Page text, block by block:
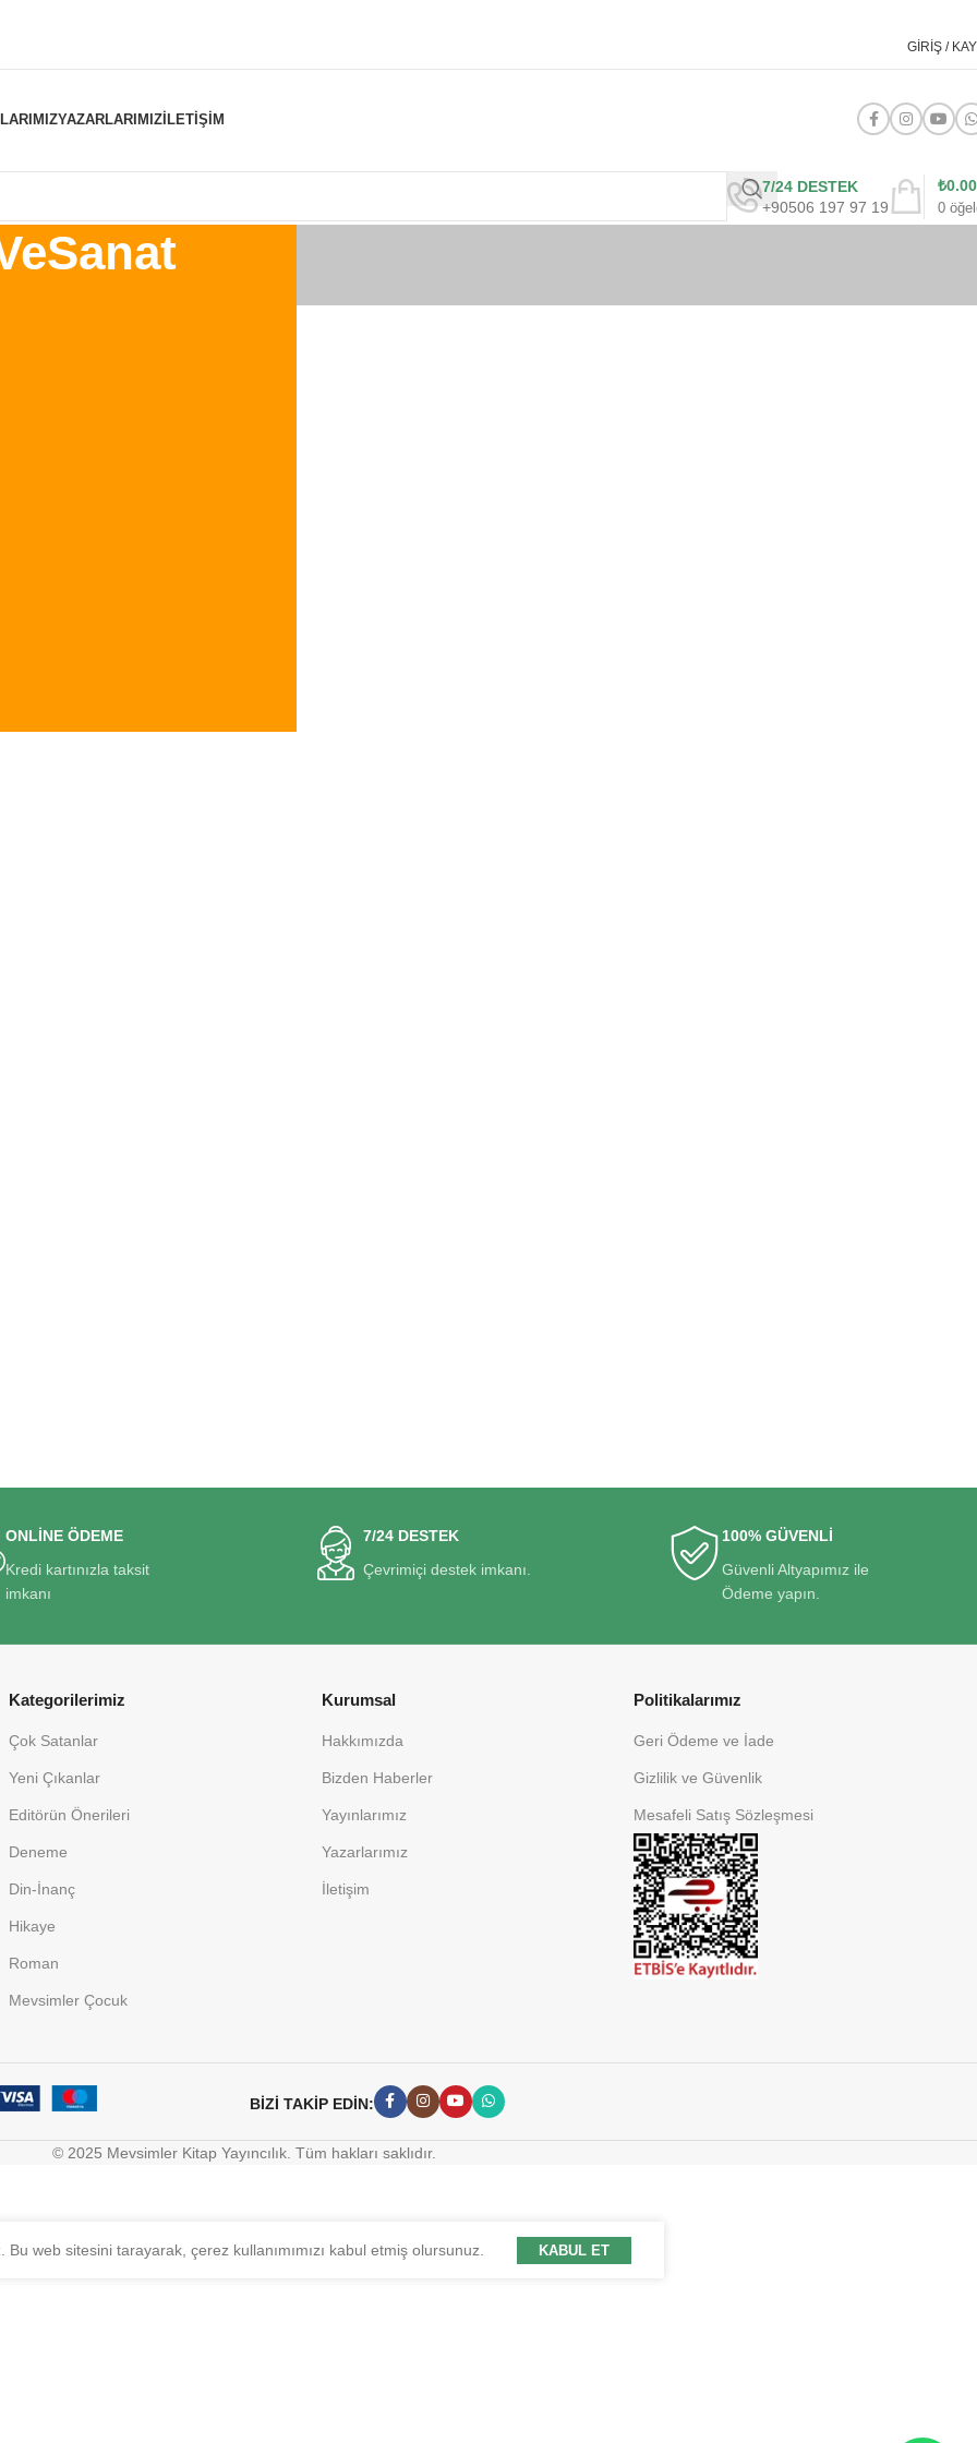
GIRIŞ /
YAZARLARIMIZİLETIŞIM
7/24 DESTEK
+90506 197 97 19
0
₺0.00
ONLİNE ÖDEME
Kredi kartınızla taksit
imkanı
7/24 DESTEK
Çevrimiçi destek imkanı.
100% GÜVENLİ
Güvenli Altyapımız ile
Ödeme yapın.
Kategorilerimiz
Çok Satanlar
Yeni Çıkanlar
Editörün Önerileri
Deneme
Din-İnanç
Hikaye
Roman
Mevsimler Çocuk
Kurumsal
Hakkımızda
Bizden Haberler
Yayınlarımız
Yazarlarımız
İletişim
Politikalarımız
Geri Ödeme ve İade
Gizlilik ve Güvenlik
Mesafeli Satış Sözleşmesi
BİZİ TAKİP EDİN:
© 2025 Mevsimler Kitap Yayıncılık. Tüm hakları saklıdır.
web sitesini tarayarak, çerez kullanımımızı kabul etmiş olursunuz. KABUL ET